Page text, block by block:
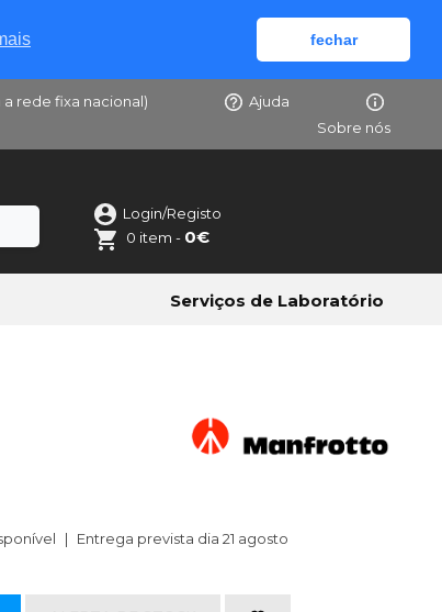
fechar
a rede fixa nacional)
Ajuda
Sobre nós
Login/Registo
0 item - 0€
Serviços de Laboratório
Entrega prevista dia 21 agosto